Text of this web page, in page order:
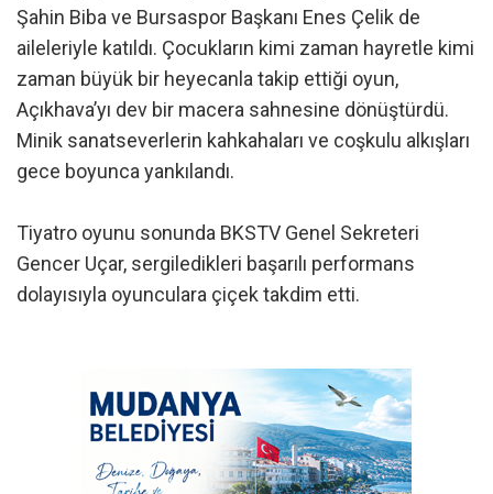
Şahin Biba ve Bursaspor Başkanı Enes Çelik de
aileleriyle katıldı. Çocukların kimi zaman hayretle kimi
zaman büyük bir heyecanla takip ettiği oyun,
Açıkhava’yı dev bir macera sahnesine dönüştürdü.
Minik sanatseverlerin kahkahaları ve coşkulu alkışları
gece boyunca yankılandı.
Tiyatro oyunu sonunda BKSTV Genel Sekreteri
Gencer Uçar, sergiledikleri başarılı performans
dolayısıyla oyunculara çiçek takdim etti.